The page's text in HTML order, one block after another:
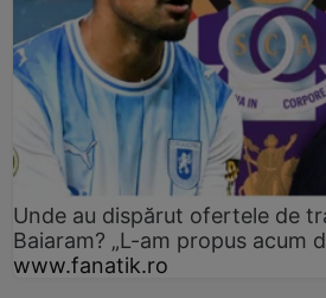
Unde au dispărut ofertele de
Baiaram? „L-am propus acum
www.fanatik.ro